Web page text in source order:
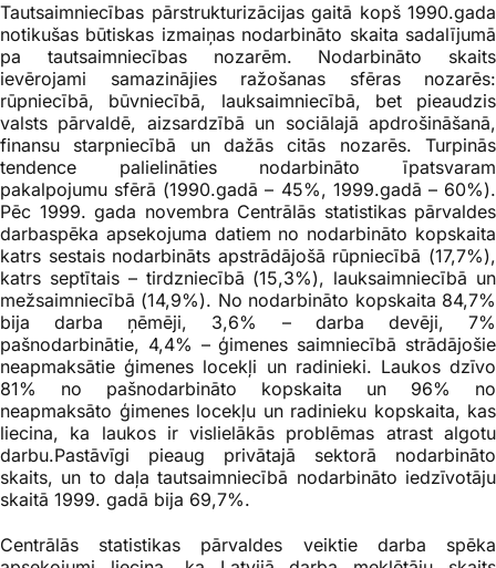
Tautsaimniecības pārstrukturizācijas gaitā kopš 1990.gada
notikušas būtiskas izmaiņas nodarbināto skaita sadalījumā
pa tautsaimniecības nozarēm. Nodarbināto skaits
ievērojami samazinājies ražošanas sfēras nozarēs:
rūpniecībā, būvniecībā, lauksaimniecībā, bet pieaudzis
valsts pārvaldē, aizsardzībā un sociālajā apdrošināšanā,
finansu starpniecībā un dažās citās nozarēs. Turpinās
tendence palielināties nodarbināto īpatsvaram
pakalpojumu sfērā (1990.gadā – 45%, 1999.gadā – 60%).
Pēc 1999. gada novembra Centrālās statistikas pārvaldes
darbaspēka apsekojuma datiem no nodarbināto kopskaita
katrs sestais nodarbināts apstrādājošā rūpniecībā (17,7%),
katrs septītais – tirdzniecībā (15,3%), lauksaimniecībā un
mežsaimniecībā (14,9%). No nodarbināto kopskaita 84,7%
bija darba ņēmēji, 3,6% – darba devēji, 7%
pašnodarbinātie, 4,4% – ģimenes saimniecībā strādājošie
neapmaksātie ģimenes locekļi un radinieki. Laukos dzīvo
81% no pašnodarbināto kopskaita un 96% no
neapmaksāto ģimenes locekļu un radinieku kopskaita, kas
liecina, ka laukos ir vislielākās problēmas atrast algotu
darbu.Pastāvīgi pieaug privātajā sektorā nodarbināto
skaits, un to daļa tautsaimniecībā nodarbināto iedzīvotāju
skaitā 1999. gadā bija 69,7%.
Centrālās statistikas pārvaldes veiktie darba spēka